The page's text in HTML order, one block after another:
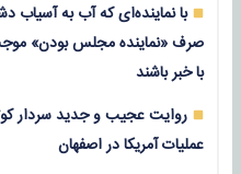
با نماینده‌ای که آب به
صرف «نماینده مجلس بودن»
با خبر باشند
روایت عجیب و جدید سردار
عملیات آمریکا در اصفهان